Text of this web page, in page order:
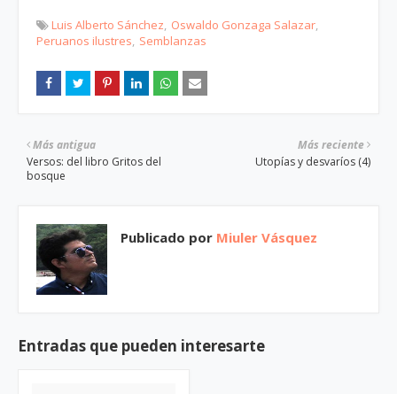
Luis Alberto Sánchez Oswaldo Gonzaga Salazar
Peruanos ilustres Semblanzas
Más reciente
Utopías y desvaríos (4)
Más antigua
Versos: del libro Gritos del
bosque
Publicado por Miuler Vásquez
Entradas que pueden interesarte